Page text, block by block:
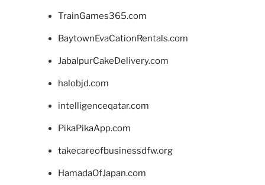
TrainGames365.com
BaytownEvaCationRentals.com
JabalpurCakeDelivery.com
halobjd.com
intelligenceqatar.com
PikaPikaApp.com
takecareofbusinessdfw.org
HamadaOfJapan.com